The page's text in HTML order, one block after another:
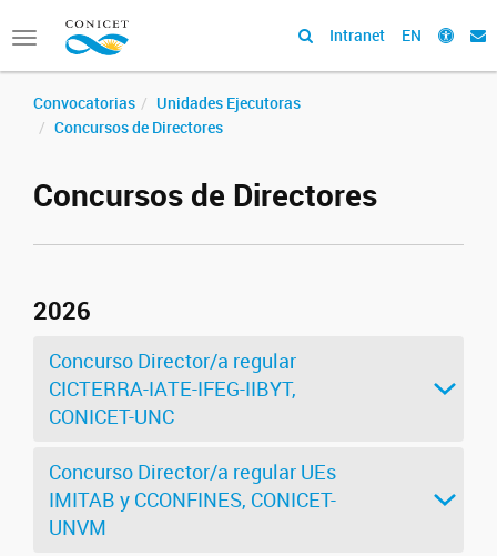
Toggle
navigation
Intranet EN
Convocatorias
Unidades Ejecutoras
Concursos de Directores
Concursos de Directores
2026
Concurso Director/a regular
CICTERRA-IATE-IFEG-IIBYT,
CONICET-UNC
Concurso Director/a regular UEs
IMITAB y CCONFINES, CONICET-
UNVM